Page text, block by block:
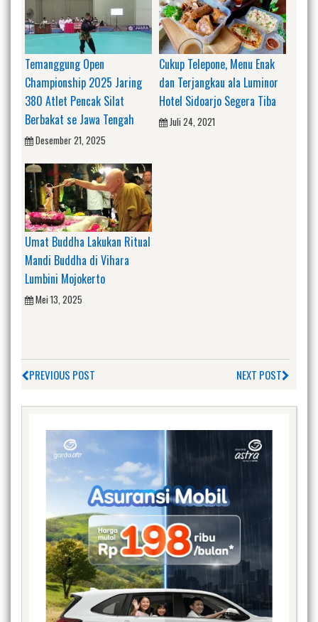
Temanggung Open
Championship 2025 Jaring
380 Atlet Pencak Silat
Berbakat se Jawa Tengah
Desember 21, 2025
Cukup Telepone, Menu Enak
dan Terjangkau ala Luminor
Hotel Sidoarjo Segera Tiba
Juli 24, 2021
Umat Buddha Lakukan Ritual
Mandi Buddha di Vihara
Lumbini Mojokerto
Mei 13, 2025
PREVIOUS POST NEXT POST